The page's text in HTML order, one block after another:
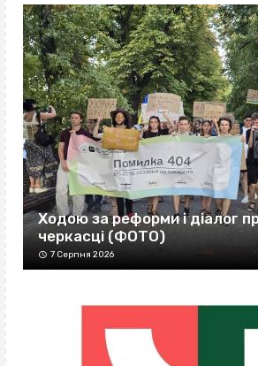
Ходою за реформи і діалог
черкасці (ФОТО)
7 Серпня 2026